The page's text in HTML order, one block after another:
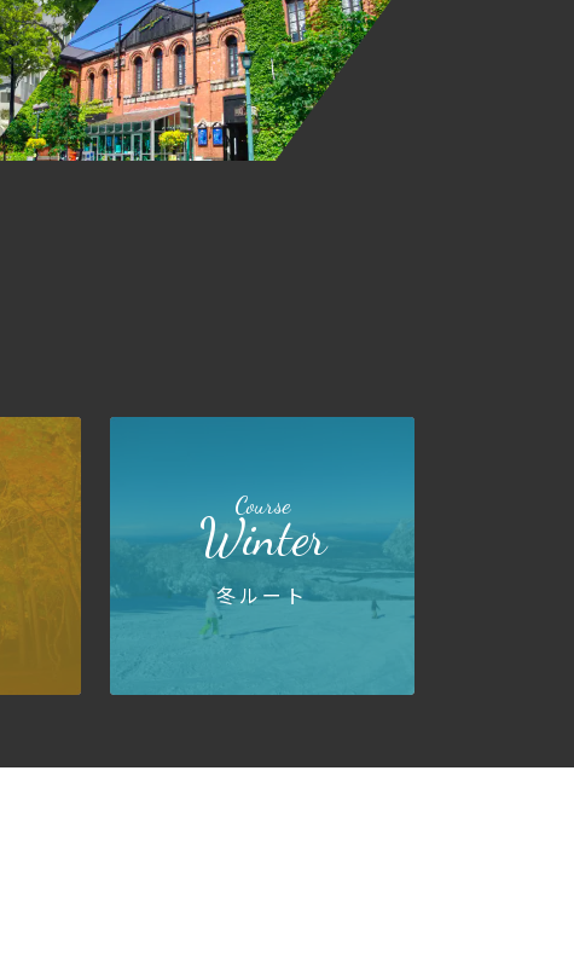
Course
Winter
冬ルート